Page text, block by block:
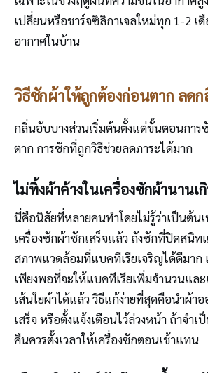
เปลี่ยนหรือชาร์จซิลิกาเจลใหม่ทุก 1-2
อากาศในบ้าน
วิธีซักผ้าให้ถูกต้องก่อนตาก ลด
กลิ่นอับบางส่วนเริ่มต้นตั้งแต่ขั้นตอนการ
ตาก การซักที่ถูกวิธีช่วยลดภาระได้มาก
ไม่ทิ้งผ้าค้างในเครื่องซักผ้านานเ
นี่คือนิสัยที่หลายคนทำโดยไม่รู้ว่าเป็นต้น
เครื่องซักผ้าซักเสร็จแล้ว ถังซักที่ปิดสนิ
สภาพแวดล้อมที่แบคทีเรียเจริญได้ดีมาก
เพียงพอที่จะให้แบคทีเรียเพิ่มจำนวนและ
เส้นใยผ้าได้แล้ว วิธีแก้ง่ายที่สุดคือนำผ้า
เสร็จ หรือตั้งแจ้งเตือนไว้ล่วงหน้า ถ้าจำเ
คืนควรตั้งเวลาให้เครื่องซักตอนเช้าแทน